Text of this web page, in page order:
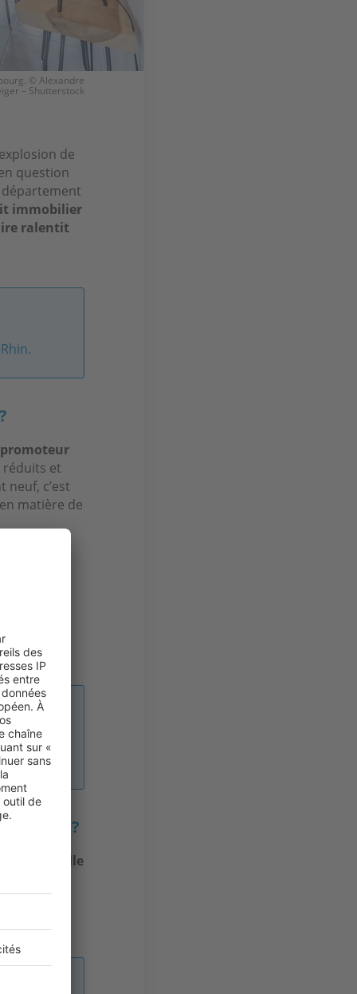
© Alexandre
– Shutterstock
de
question
immobilier
ralentit
promoteur
réduits et
c’est
matière de
neuf ?
des
faisons
Rhin ?
F2 oscille
F4, il
il est